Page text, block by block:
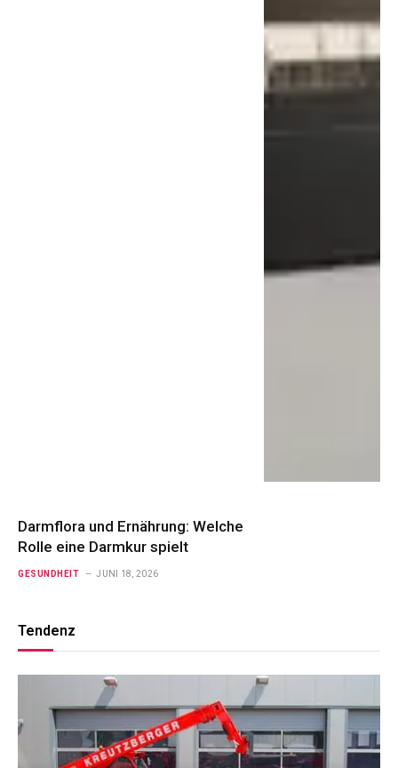
Darmflora und Ernährung: Welche
Rolle eine Darmkur spielt
GESUNDHEIT JUNI 18, 2026
Tendenz